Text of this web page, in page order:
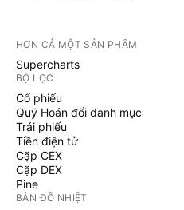
HƠN CẢ MỘT SẢN PHẨM
Supercharts
BỘ LỌC
Cổ phiếu
Quỹ Hoán đổi danh mục
Trái phiếu
Tiền điện tử
Cặp CEX
Cặp DEX
Pine
BẢN ĐỒ NHIỆT